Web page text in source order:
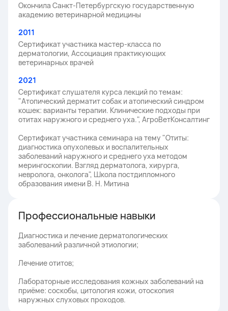
Окончила Санкт-Петербургскую государственную
академию ветеринарной медицины
2011
Сертификат участника мастер-класса по
дерматологии, Ассоциация практикующих
ветеринарных врачей
2021
Сертификат слушателя курса лекций по темам:
"Атопический дерматит собак и атопический синдром
кошек: варианты терапии. Клинические подходы при
отитах наружного и среднего уха.", АгроВетКонсалтинг
Сертификат участника семинара на тему "Отиты:
диагностика опухолевых и воспалительных
заболеваний наружного и среднего уха методом
мерингоскопии. Взгляд дерматолога, хирурга,
невролога, онколога", Школа постдипломного
образования имени В. Н. Митина
Профессиональные навыки
Диагностика и лечение дерматологических
заболеваний различной этиологии;
Лечение отитов;
Лабораторные исследования кожных заболеваний на
приёме: соскобы, цитология кожи, отоскопия
наружных слуховых проходов.